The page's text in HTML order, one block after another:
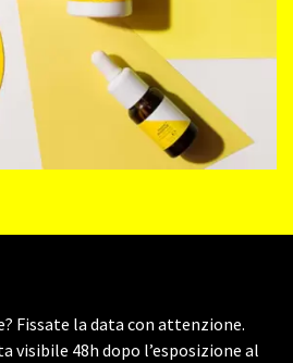
Fissate la data con attenzione.
visibile 48h dopo l’esposizione al